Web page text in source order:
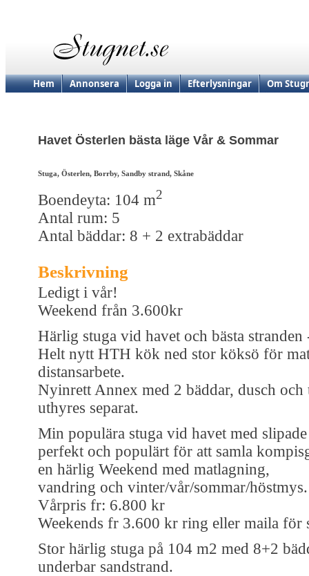
Hem Annonsera Logga in Efterlysningar Om
Havet Österlen bästa läge Vår & Sommar
Stuga, Österlen, Borrby, Sandby strand, Skåne
Boendeyta: 104 m2
Antal rum: 5
Antal bäddar: 8 + 2 extrabäddar
Beskrivning
Ledigt i vår!
Weekend från 3.600kr
Härlig stuga vid havet och bästa stranden
Helt nytt HTH kök ned stor köksö för
distansarbete.
Nyinrett Annex med 2 bäddar, dusch och
uthyres separat.
Min populära stuga vid havet med
perfekt och populärt för att samla
en härlig Weekend med matlagning,
vandring och vinter/vår/sommar/höstmys.
Vårpris fr: 6.800 kr
Weekends fr 3.600 kr ring eller maila för
Stor härlig stuga på 104 m2 med 8+2
underbar sandstrand.